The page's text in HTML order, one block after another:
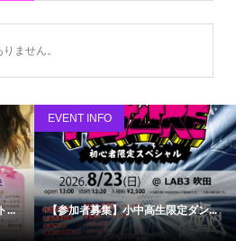
ません。
...
EVENT INFO
【参加者募集】小中高生限定ダン...